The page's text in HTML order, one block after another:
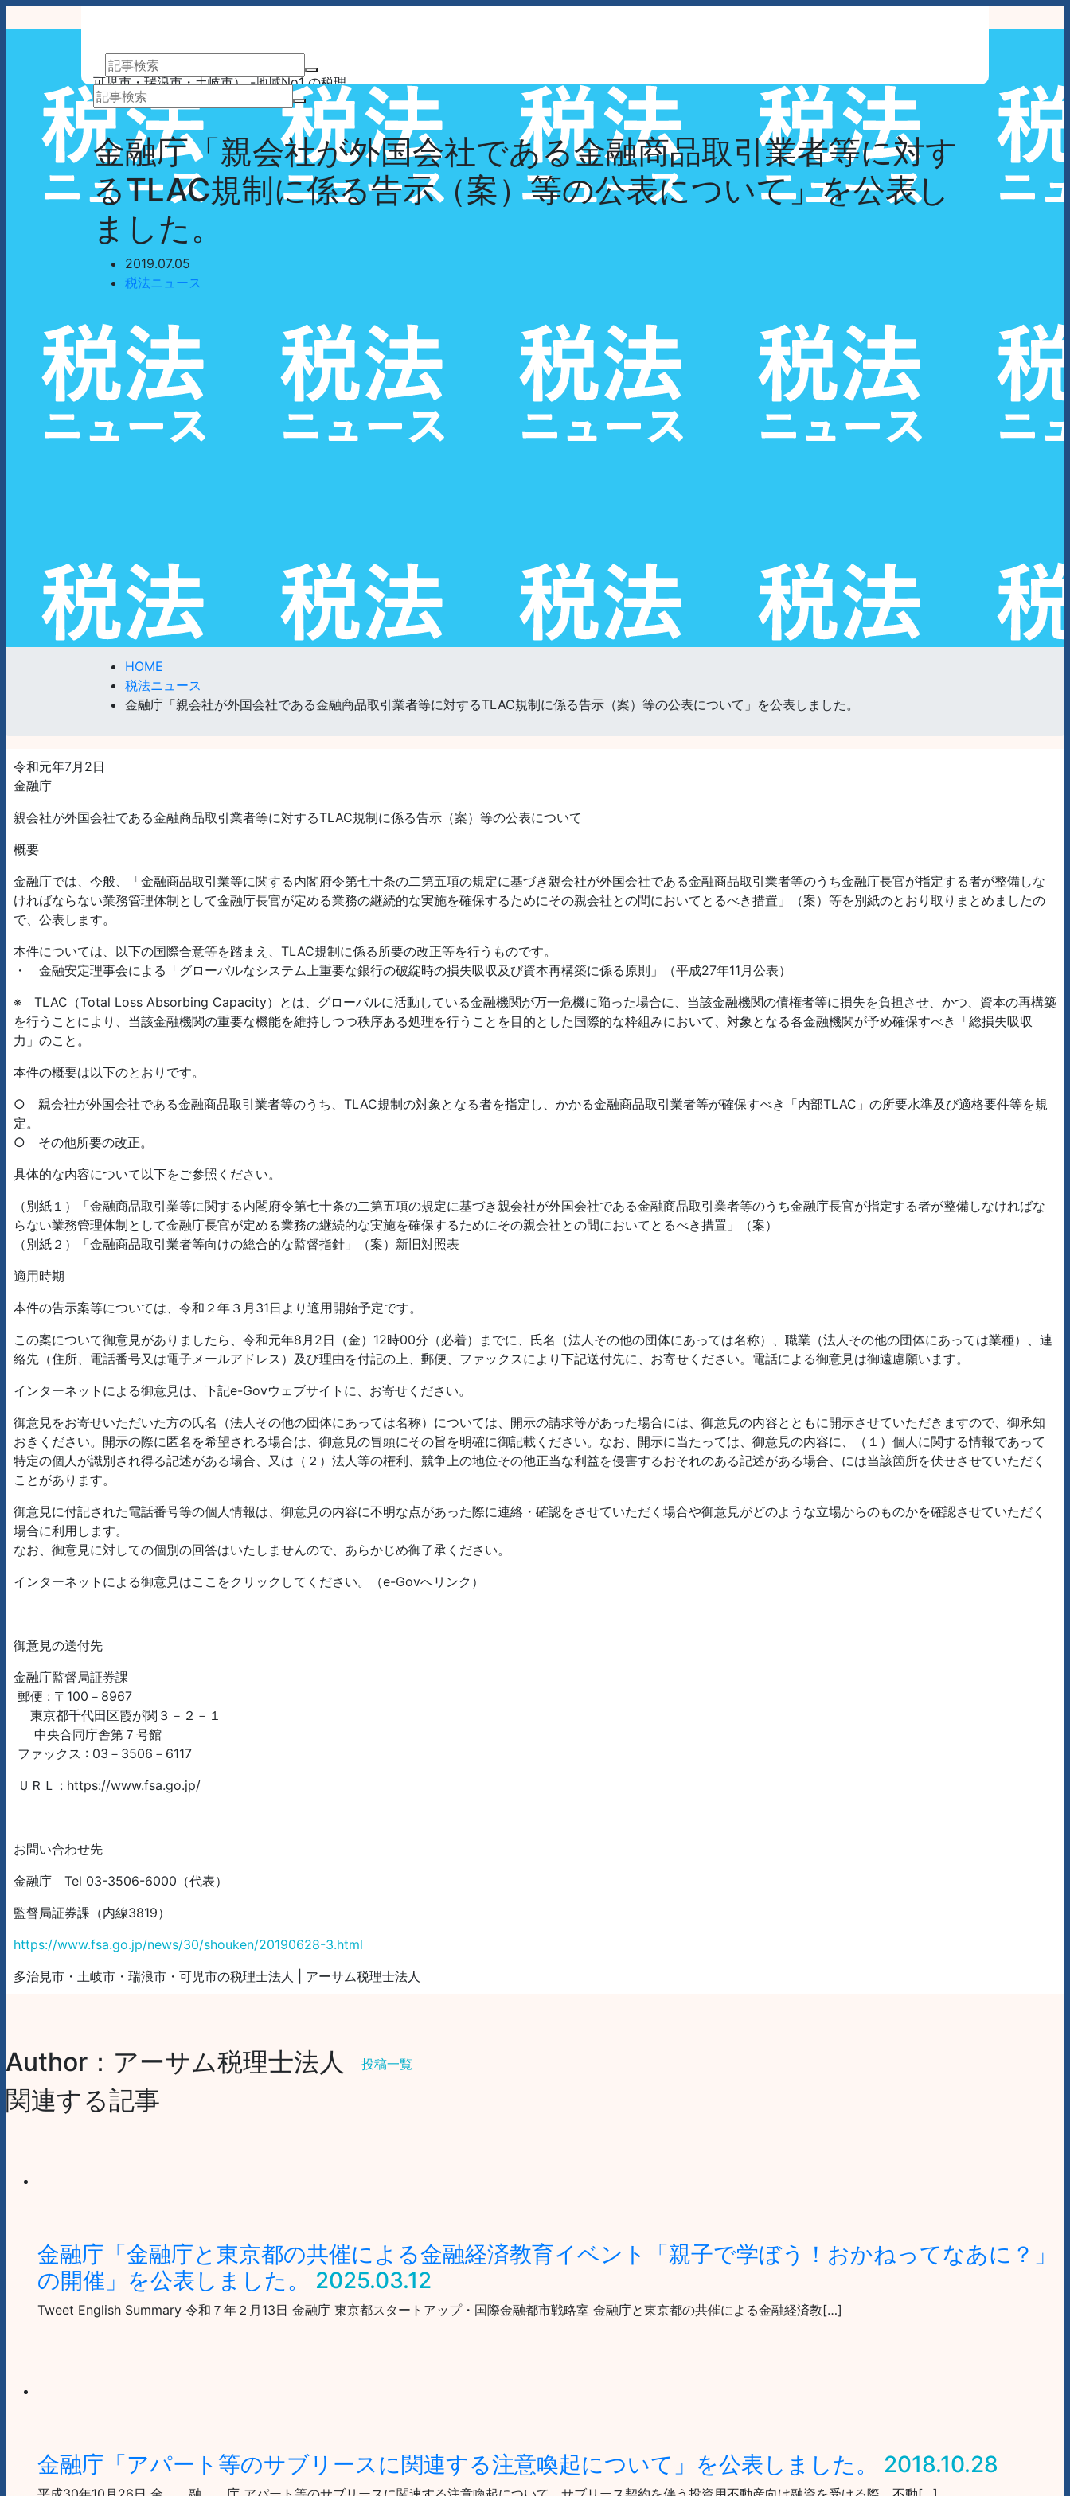
アーサム税理士法人 AWESOME（多治見市・
可児市・瑞浪市・土岐市） -地域No1 の税理
士法人 アーサム税理士法人 – 会計・税務はも
ちろんのこと、会計専門家を必要とするあら
ゆるシーンで お客様のビジネスを総合的にサ
ポートいたします。 戦略的財務のプロフェッ
ショナル集団
業務案内 事務所案内 経営理念 お知らせ お問い合わせ
金融庁「親会社が外国会社である金融商品取引業者等に対す
るTLAC規制に係る告示（案）等の公表について」を公表し
ました。
2019.07.05
税法ニュース
HOME
税法ニュース
金融庁「親会社が外国会社である金融商品取引業者等に対するTLAC規制に係る告示（案）等の公表について」を公表しました。
令和元年7月2日
金融庁
親会社が外国会社である金融商品取引業者等に対するTLAC規制に係る告示（案）等の公表について
概要
金融庁では、今般、「金融商品取引業等に関する内閣府令第七十条の二第五項の規定に基づき親会社が外国会社である金融商品取引業者等のうち金融庁長官が指定する者が整備しな
ければならない業務管理体制として金融庁長官が定める業務の継続的な実施を確保するためにその親会社との間においてとるべき措置」（案）等を別紙のとおり取りまとめましたの
で、公表します。
本件については、以下の国際合意等を踏まえ、TLAC規制に係る所要の改正等を行うものです。
・ 金融安定理事会による「グローバルなシステム上重要な銀行の破綻時の損失吸収及び資本再構築に係る原則」（平成27年11月公表）
※ TLAC（Total Loss Absorbing Capacity）とは、グローバルに活動している金融機関が万一危機に陥った場合に、当該金融機関の債権者等に損失を負担させ、かつ、資本の再構築
を行うことにより、当該金融機関の重要な機能を維持しつつ秩序ある処理を行うことを目的とした国際的な枠組みにおいて、対象となる各金融機関が予め確保すべき「総損失吸収
力」のこと。
本件の概要は以下のとおりです。
○ 親会社が外国会社である金融商品取引業者等のうち、TLAC規制の対象となる者を指定し、かかる金融商品取引業者等が確保すべき「内部TLAC」の所要水準及び適格要件等を規
定。
○ その他所要の改正。
具体的な内容について以下をご参照ください。
（別紙１）「金融商品取引業等に関する内閣府令第七十条の二第五項の規定に基づき親会社が外国会社である金融商品取引業者等のうち金融庁長官が指定する者が整備しなければな
らない業務管理体制として金融庁長官が定める業務の継続的な実施を確保するためにその親会社との間においてとるべき措置」（案）
（別紙２）「金融商品取引業者等向けの総合的な監督指針」（案）新旧対照表
適用時期
本件の告示案等については、令和２年３月31日より適用開始予定です。
この案について御意見がありましたら、令和元年8月2日（金）12時00分（必着）までに、氏名（法人その他の団体にあっては名称）、職業（法人その他の団体にあっては業種）、連
絡先（住所、電話番号又は電子メールアドレス）及び理由を付記の上、郵便、ファックスにより下記送付先に、お寄せください。電話による御意見は御遠慮願います。
インターネットによる御意見は、下記e-Govウェブサイトに、お寄せください。
御意見をお寄せいただいた方の氏名（法人その他の団体にあっては名称）については、開示の請求等があった場合には、御意見の内容とともに開示させていただきますので、御承知
おきください。開示の際に匿名を希望される場合は、御意見の冒頭にその旨を明確に御記載ください。なお、開示に当たっては、御意見の内容に、（１）個人に関する情報であって
特定の個人が識別され得る記述がある場合、又は（２）法人等の権利、競争上の地位その他正当な利益を侵害するおそれのある記述がある場合、には当該箇所を伏せさせていただく
ことがあります。
御意見に付記された電話番号等の個人情報は、御意見の内容に不明な点があった際に連絡・確認をさせていただく場合や御意見がどのような立場からのものかを確認させていただく
場合に利用します。
なお、御意見に対しての個別の回答はいたしませんので、あらかじめ御了承ください。
インターネットによる御意見はここをクリックしてください。（e-Govへリンク）
御意見の送付先
金融庁監督局証券課
郵便 : 〒100－8967
東京都千代田区霞が関３－２－１
中央合同庁舎第７号館
ファックス : 03－3506－6117
ＵＲＬ : https://www.fsa.go.jp/
お問い合わせ先
金融庁 Tel 03-3506-6000（代表）
監督局証券課（内線3819）
https://www.fsa.go.jp/news/30/shouken/20190628-3.html
多治見市・土岐市・瑞浪市・可児市の税理士法人 | アーサム税理士法人
Author：アーサム税理士法人 投稿一覧
関連する記事
金融庁「金融庁と東京都の共催による金融経済教育イベント「親子で学ぼう！おかねってなあに？」
の開催」を公表しました。
2025.03.12
Tweet English Summary 令和７年２月13日 金融庁 東京都スタートアップ・国際金融都市戦略室 金融庁と東京都の共催による金融経済教[…]
金融庁「アパート等のサブリースに関連する注意喚起について」を公表しました。 2018.10.28